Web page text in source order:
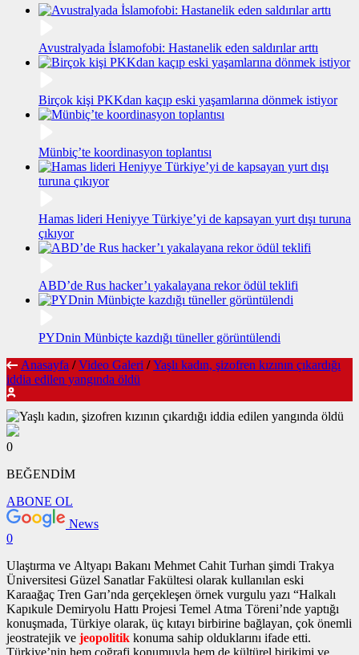
Avustralyada İslamofobi: Hastanelik eden saldırılar arttı
Birçok kişi PKKdan kaçıp eski yaşamlarına dönmek istiyor
Münbiç’te koordinasyon toplantısı
Hamas lideri Heniyye Türkiye’yi de kapsayan yurt dışı turuna
çıkıyor
ABD’de Rus hacker’ı yakalayana rekor ödül teklifi
PYDnin Münbiçte kazdığı tüneller görüntülendi​
Anasayfa / Video Galeri / Yaşlı kadın, şizofren kızının çıkardığı
iddia edilen yangında öldü
0
BEĞENDİM
ABONE OL
News
0
Ulaştırma ve Altyapı Bakanı Mehmet Cahit Turhan şimdi Trakya
Üniversitesi Güzel Sanatlar Fakültesi olarak kullanılan eski
Karaağaç Tren Garı’nda gerçekleşen örnek vurgulu yazı “Halkalı
Kapıkule Demiryolu Hattı Projesi Temel Atma Töreni’nde yaptığı
konuşmada, Türkiye olarak, üç kıtayı birbirine bağlayan, çok önemli
jeostratejik ve jeopolitik konuma sahip olduklarını ifade etti.
Türkiye’nin hem coğrafi konumuyla hem de kültürel birikimi ve